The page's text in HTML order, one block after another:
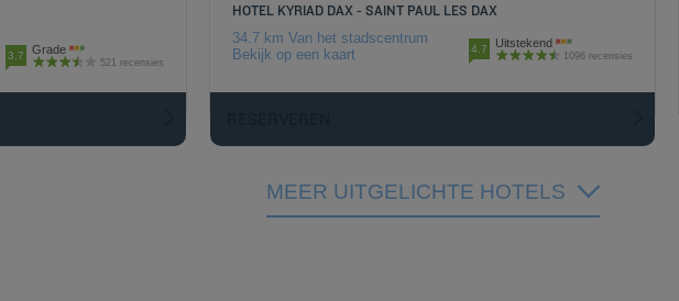
3.7 Grade
521 recensies
HOTEL KYRIAD DAX - SAINT PAUL LES DAX
34.7 km Van het stadscentrum
Bekijk op een kaart
4.7 Uitstekend
1096 recensies
MEER UITGELICHTE HOTELS